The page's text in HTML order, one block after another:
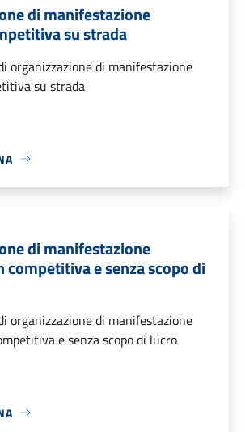
di manifestazione
su strada
organizzazione di manifestazione
su strada
di manifestazione
competitiva e senza scopo di
organizzazione di manifestazione
e senza scopo di lucro